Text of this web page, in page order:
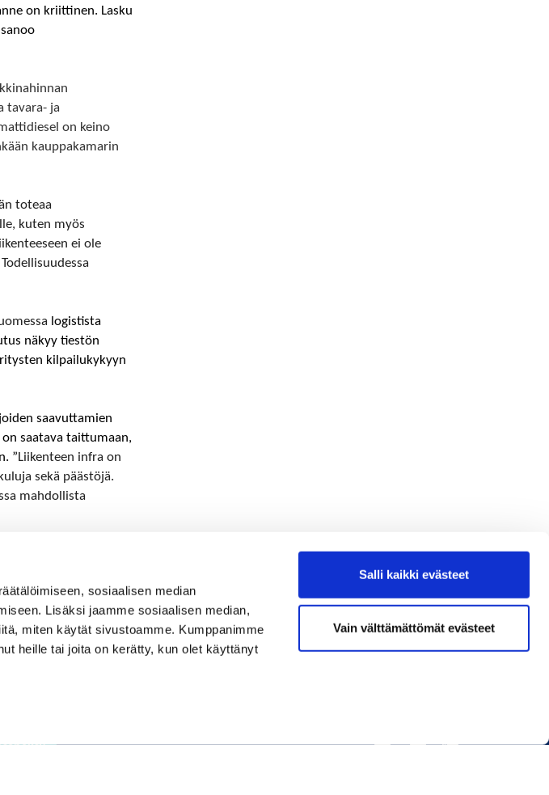
sosiaalisen median
Lisäksi jaamme sosiaalisen median,
miten käytät sivustoamme. Kumppanimme
heille tai joita on kerätty, kun olet käyttänyt
Salli kaikki evästeet
Vain välttämättömät evästeet
on kriittinen. Lasku
tavara- ja
on keino
kauppakamarin
toteaa
kuten myös
ei ole
logistista
näkyy tiestön
kilpailukykyyn
saavuttamien
saatava taittumaan,
”Liikenteen infra on
sekä päästöjä.
mahdollista